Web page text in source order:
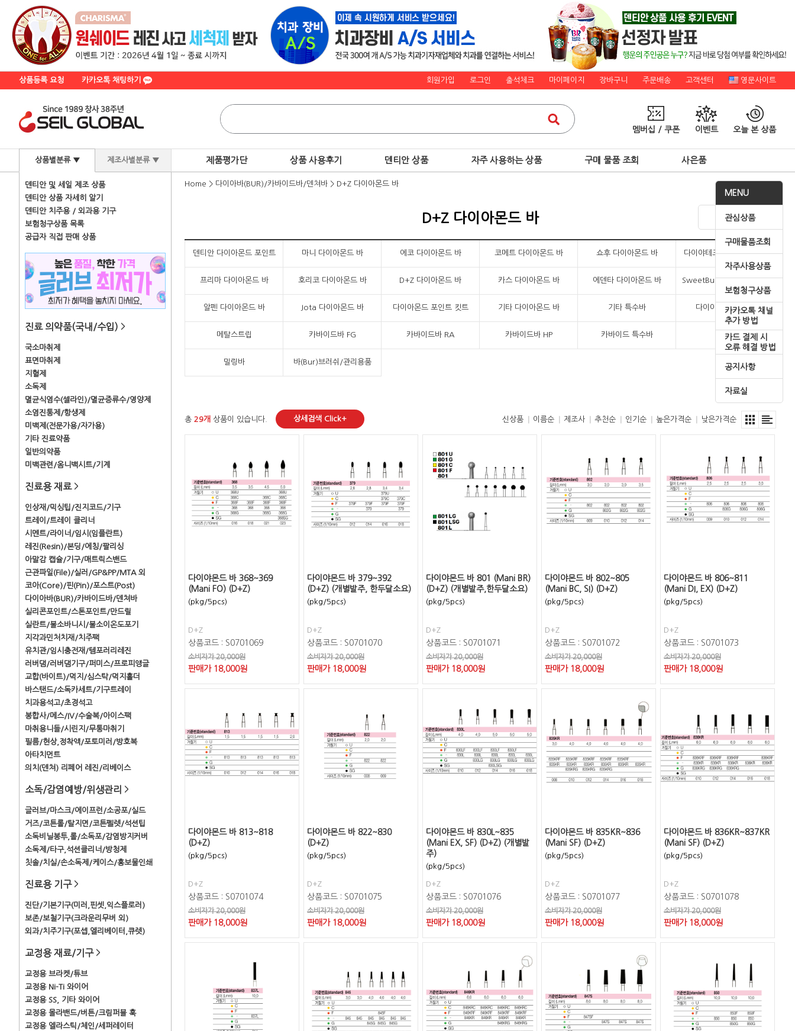
상품등록 요청 카카오톡 채팅하기 회원가입 로그인 출석체크 마이페이지 장바구니 주문배송 고객센터 영문사이트
멤버십 / 쿠폰 이벤트 오늘 본 상품
상품별분류 ▼ 제조사별분류 ▼
덴티안 및 세일 제조 상품
덴티안 상품 자세히 알기
덴티안 치주용 / 외과용 기구
보험청구상품 목록
공급자 직접 판매 상품
진료 의약품(국내/수입) >
국소마취제
표면마취제
지혈제
소독제
멸균식염수(셀라인)/멸균증류수/영양제
소염진통제/항생제
미백제(전문가용/자가용)
기타 진료약품
일반의약품
미백관련/옴니백시트/기계
진료용 재료 >
인상재/믹싱팁/진지코드/기구
트레이/트레이 클리너
시멘트/라이너/임시(임플란트)
레진(Resin)/본딩/에칭/팔리싱
아말감 캡슐/기구/매트릭스밴드
근관파일(File)/실러/GP&PP/MTA 외
코아(Core)/핀(Pin)/포스트(Post)
다이아바(BUR)/카바이드바/덴쳐바
실리콘포인트/스톤포인트/만드릴
실란트/불소바니시/불소이온도포기
지각과민처치재/치주팩
유치관/임시충전재/템포러리레진
러버댐/러버댐기구/퍼미스/프로피앵글
교합(바이트)/먹지/심스탁/먹지홀더
바스탠드/소독카세트/기구트레이
치과용석고/초경석고
봉합사/메스/IV/수술복/아이스팩
마취용니들/시린지/무통마취기
필름/현상,정착액/포토미러/방호복
아타치먼트
의치(덴쳐) 리페어 레진/리베이스
소독/감염예방/위생관리 >
글러브/마스크/에이프런/소공포/실드
거즈/코튼롤/탈지면/코튼펠렛/석션팁
소독비닐봉투,롤/소독포/감염방지커버
소독제/타구,석션클리너/방청제
칫솔/치실/손소독제/케이스/홍보물인쇄
진료용 기구 >
진단/기본기구(미러,핀셋,익스플로러)
보존/보철기구(크라운리무버 외)
외과/치주기구(포셉,엘리베이터,큐렛)
교정용 재료/기구 >
교정용 브라켓/튜브
교정용 Ni-Ti 와이어
교정용 SS, 기타 와이어
교정용 몰라밴드/버튼/크림퍼블 훅
교정용 엘라스틱/체인/세퍼레이터
제품평가단 상품 사용후기 덴티안 상품 자주 사용하는 상품 구매 물품 조회 사은품
MENU
관심상품
구매물품조회
자주사용상품
보험청구상품
카카오톡 채널
추가 방법
카드 결제 시
오류 해결 방법
공지사항
자료실
Home > 다이아바(BUR)/카바이드바/덴쳐바 > D+Z 다이아몬드 바
D+Z 다이아몬드 바
덴티안 다이아몬드 포인트 마니 다이아몬드 바 에코 다이아몬드 바 코메트 다이아몬드 바 쇼후 다이아몬드 바 다이야테크 다이아몬드 바
프리마 다이아몬드 바 호리코 다이아몬드 바 D+Z 다이아몬드 바 카스 다이아몬드 바 에덴타 다이아몬드 바 SweetBurs 다이아몬드 바
알펜 다이아몬드 바 Jota 다이아몬드 바 다이아몬드 포인트 킷트 기타 다이아몬드 바 기타 특수바 다이아몬드 디스크
메탈스트립 카바이드바 FG 카바이드바 RA 카바이드바 HP 카바이드 특수바 덴쳐바
밀링바 바(Bur)브러쉬/관리용품
총 29개 상품이 있습니다. 상세검색 Click+ 신상품 이름순 제조사 추천순 인기순 높은가격순 낮은가격순
다이야몬드 바 368~369
(Mani FO) (D+Z)
(pkg/5pcs)
D+Z
상품코드 : S0701069
소비자가 20,000원
판매가 18,000원
다이야몬드 바 379~392
(D+Z) (개별발주, 한두달소요)
(pkg/5pcs)
D+Z
상품코드 : S0701070
소비자가 20,000원
판매가 18,000원
다이야몬드 바 801 (Mani BR)
(D+Z) (개별발주,한두달소요)
(pkg/5pcs)
D+Z
상품코드 : S0701071
소비자가 20,000원
판매가 18,000원
다이야몬드 바 802~805
(Mani BC, SI) (D+Z)
(pkg/5pcs)
D+Z
상품코드 : S0701072
소비자가 20,000원
판매가 18,000원
다이야몬드 바 806~811
(Mani DI, EX) (D+Z)
(pkg/5pcs)
D+Z
상품코드 : S0701073
소비자가 20,000원
판매가 18,000원
다이야몬드 바 813~818
(D+Z)
(pkg/5pcs)
D+Z
상품코드 : S0701074
소비자가 20,000원
판매가 18,000원
다이야몬드 바 822~830
(D+Z)
(pkg/5pcs)
D+Z
상품코드 : S0701075
소비자가 20,000원
판매가 18,000원
다이야몬드 바 830L~835
(Mani EX, SF) (D+Z) (개별발
주)
(pkg/5pcs)
D+Z
상품코드 : S0701076
소비자가 20,000원
판매가 18,000원
다이야몬드 바 835KR~836
(Mani SF) (D+Z)
(pkg/5pcs)
D+Z
상품코드 : S0701077
소비자가 20,000원
판매가 18,000원
다이야몬드 바 836KR~837KR
(Mani SF) (D+Z)
(pkg/5pcs)
D+Z
상품코드 : S0701078
소비자가 20,000원
판매가 18,000원